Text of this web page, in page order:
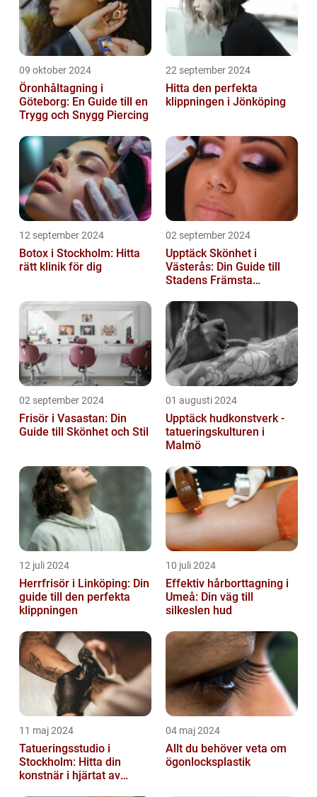
09 oktober 2024
Öronhåltagning i
Göteborg: En Guide till en
Trygg och Snygg Piercing
22 september 2024
Hitta den perfekta
klippningen i Jönköping
12 september 2024
Botox i Stockholm: Hitta
rätt klinik för dig
02 september 2024
Upptäck Skönhet i
Västerås: Din Guide till
Stadens Främsta
02 september 2024
Frisör i Vasastan: Din
Guide till Skönhet och Stil
01 augusti 2024
Upptäck hudkonstverk -
tatueringskulturen i
Malmö
12 juli 2024
Herrfrisör i Linköping: Din
guide till den perfekta
klippningen
10 juli 2024
Effektiv hårborttagning i
Umeå: Din väg till
silkeslen hud
11 maj 2024
Tatueringsstudio i
Stockholm: Hitta din
konstnär i hjärtat av
04 maj 2024
Allt du behöver veta om
ögonlocksplastik